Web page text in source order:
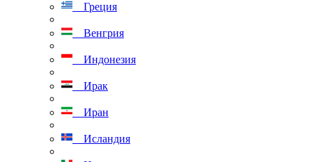
Греция
Венгрия
Индонезия
Ирак
Иран
Исландия